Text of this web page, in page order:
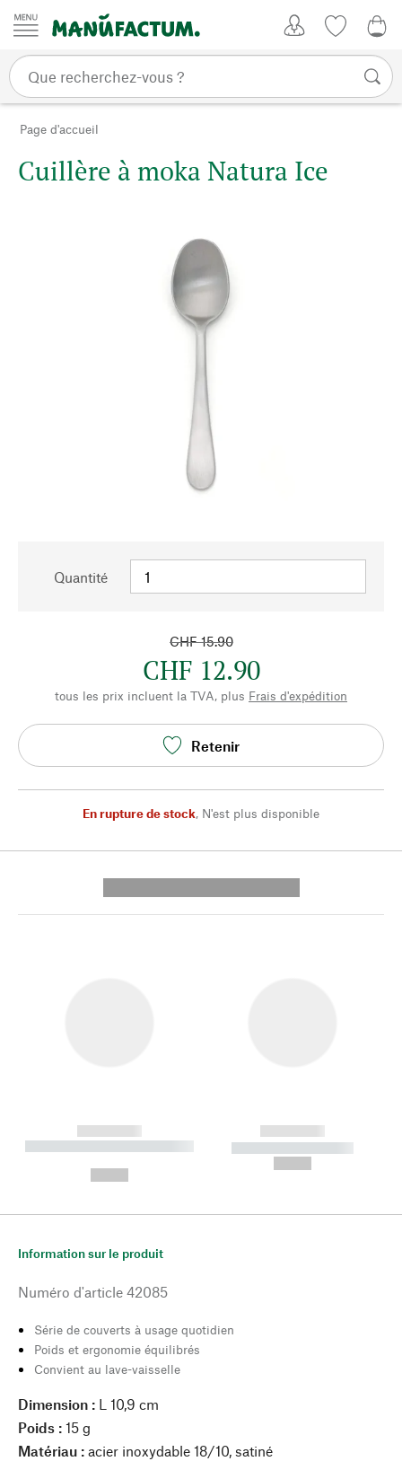
Passer au contenu
Page d'accueil
Cuillère à moka Natura Ice
Quantité
CHF 15.90
CHF 12.90
tous les prix incluent la TVA, plus Frais d'expédition
Retenir
En rupture de stock, N'est plus disponible
------------
----------- ----------- --------
------------
----------- -----------
Information sur le produit
Numéro d'article 42085
Série de couverts à usage quotidien
Poids et ergonomie équilibrés
Convient au lave-vaisselle
Dimension : L 10,9 cm
Poids : 15 g
Matériau : acier inoxydable 18/10, satiné